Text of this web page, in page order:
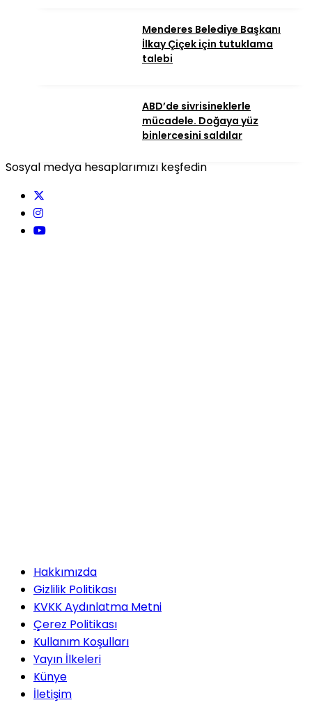
Menderes Belediye Başkanı
İlkay Çiçek için tutuklama
talebi
ABD’de sivrisineklerle
mücadele. Doğaya yüz
binlercesini saldılar
Sosyal medya hesaplarımızı keşfedin
Hakkımızda
Gizlilik Politikası
KVKK Aydınlatma Metni
Çerez Politikası
Kullanım Koşulları
Yayın İlkeleri
Künye
İletişim